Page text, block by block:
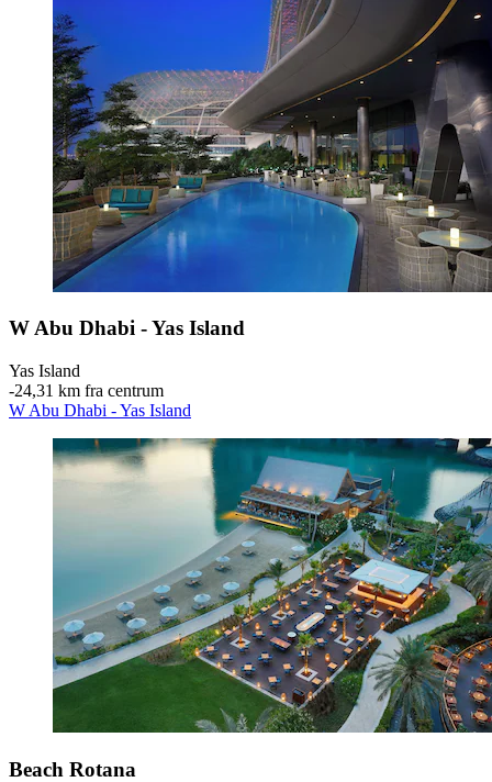
W Abu Dhabi - Yas Island
Yas Island
‐24,31 km fra centrum
W Abu Dhabi - Yas Island
Beach Rotana